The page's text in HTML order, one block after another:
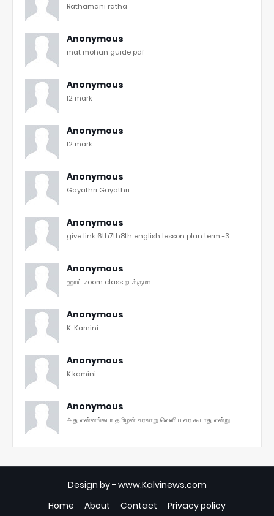
Rathamani ratha
Anonymous
mat mohan guide pdf
Anonymous
12 mark
Anonymous
12 mark
Anonymous
Gayathri Gayathri
Anonymous
give link 6th7th8th english lesson plan term -3
Anonymous
ஹாய் zoom class நடக்குமா
Anonymous
K. Kamini
Anonymous
K.kamini
Anonymous
அது என்னங்கடா தமிழன் வரலாறு வெளிய வர கூடாது என்று ...
Design by - www.Kalvinews.com
Home
About Contact Privacy policy